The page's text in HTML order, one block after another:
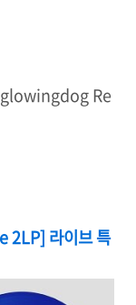
Re
2LP] 라이브 특